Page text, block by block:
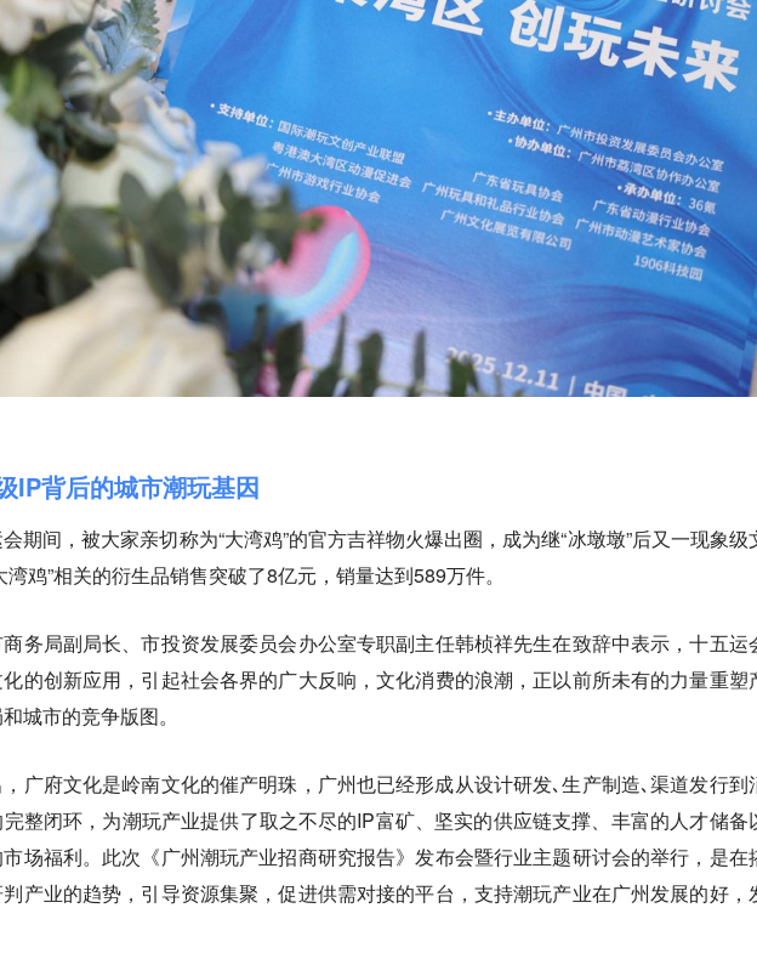
IP背后的城市潮玩基因
期间，被大家亲切称为“大湾鸡”的官方吉祥物火爆出圈，成为继“冰墩墩”后又一现象级
湾鸡”相关的衍生品销售突破了8亿元，销量达到589万件。
务局副局长、市投资发展委员会办公室专职副主任韩桢祥先生在致辞中表示，十五运
的创新应用，引起社会各界的广大反响，文化消费的浪潮，正以前所未有的力量重塑
城市的竞争版图。
广府文化是岭南文化的催产明珠，广州也已经形成从设计研发､生产制造､渠道发行到
整闭环，为潮玩产业提供了取之不尽的IP富矿、坚实的供应链支撑、丰富的人才储备
场福利。此次《广州潮玩产业招商研究报告》发布会暨行业主题研讨会的举行，是在
产业的趋势，引导资源集聚，促进供需对接的平台，支持潮玩产业在广州发展的好，